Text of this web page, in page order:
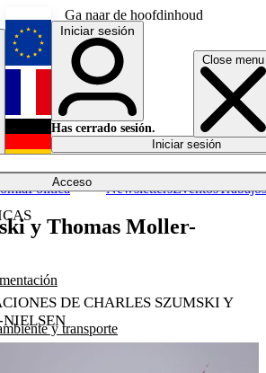
Ga naar de hoofdinhoud
Close menu
Acceso
y transporte
Política NewslettersEventosTrabajos
English
Français
Iniciar sesión
Has cerrado sesión.
Iniciar sesión
y Thomas Moller-
DE CHARLES SZUMSKI Y